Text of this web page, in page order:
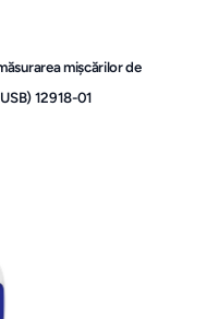
mișcărilor de
12918-01